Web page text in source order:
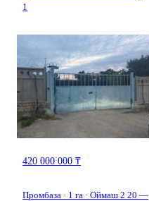
1
420 000 000 ₸
Промбаза · 1 га · Оймаш 2 20 —